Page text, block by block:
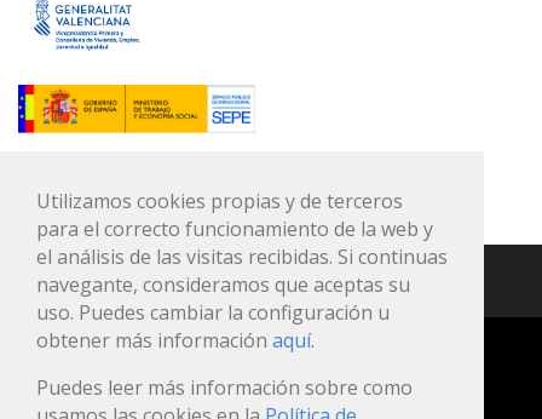
esscoop@fevecta.coop
Utilizamos cookies propias y de terceros
para el correcto funcionamiento de la web y
el análisis de las visitas recibidas. Si continuas
navegante, consideramos que aceptas su
uso. Puedes cambiar la configuración u
obtener más información aquí.
Puedes leer más información sobre como